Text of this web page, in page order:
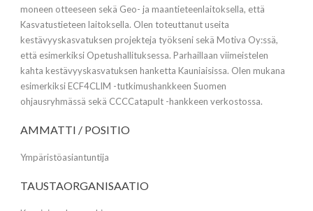
moneen otteeseen sekä Geo- ja maantieteenlaitoksella, että
Kasvatustieteen laitoksella. Olen toteuttanut useita
kestävyyskasvatuksen projekteja työkseni sekä Motiva Oy:ssä,
että esimerkiksi Opetushallituksessa. Parhaillaan viimeistelen
kahta kestävyyskasvatuksen hanketta Kauniaisissa. Olen mukana
esimerkiksi ECF4CLIM -tutkimushankkeen Suomen
ohjausryhmässä sekä CCCCatapult -hankkeen verkostossa.
AMMATTI / POSITIO
Ympäristöasiantuntija
TAUSTAORGANISAATIO